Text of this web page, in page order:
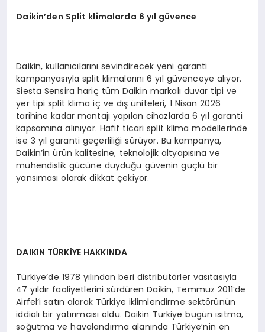
Daikin’den Split klimalarda 6 yıl güvence
Daikin, kullanıcılarını sevindirecek yeni garanti
kampanyasıyla split klimalarını 6 yıl güvenceye alıyor.
Siesta Sensira hariç tüm Daikin markalı duvar tipi ve
yer tipi split klima iç ve dış üniteleri, 1 Nisan 2026
tarihine kadar montajı yapılan cihazlarda 6 yıl garanti
kapsamına alınıyor. Hafif ticari split klima modellerinde
ise 3 yıl garanti geçerliliği sürüyor. Bu kampanya,
Daikin’in ürün kalitesine, teknolojik altyapısına ve
mühendislik gücüne duyduğu güvenin güçlü bir
yansıması olarak dikkat çekiyor.
DAIKIN TÜRKİYE HAKKINDA
Türkiye’de 1978 yılından beri distribütörler vasıtasıyla
47 yıldır faaliyetlerini sürdüren Daikin, Temmuz 2011’de
Airfel’i satın alarak Türkiye iklimlendirme sektörünün
iddialı bir yatırımcısı oldu. Daikin Türkiye bugün ısıtma,
soğutma ve havalandırma alanında Türkiye’nin en